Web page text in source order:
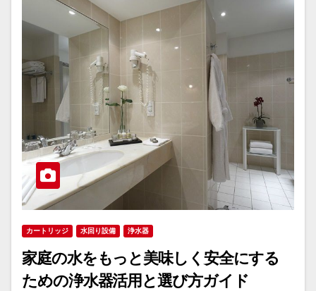
カートリッジ 水回り設備 浄水器
家庭の水をもっと美味しく安全にする
ための浄水器活用と選び方ガイド